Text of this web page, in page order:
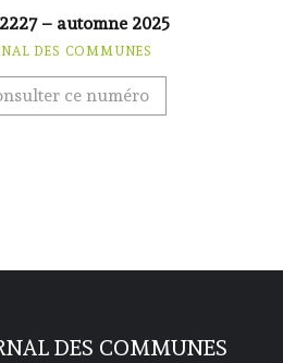
– automne 2025
DES COMMUNES
ce numéro
DES COMMUNES